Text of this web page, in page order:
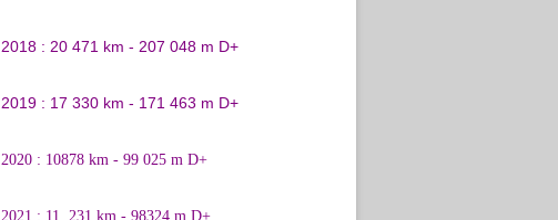
2018 : 20 471 km - 207 048 m D+
2019 : 17 330 km - 171 463 m D+
2020 : 10878 km - 99 025 m D+
2021 : 11 231 km - 98324 m D+